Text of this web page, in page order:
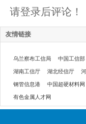
请登录后评论！
友情链接
乌兰察布工信局 中国工信部
湖南工信厅 湖北经信厅
钢管信息港 中国超硬材料网
有色金属人才网